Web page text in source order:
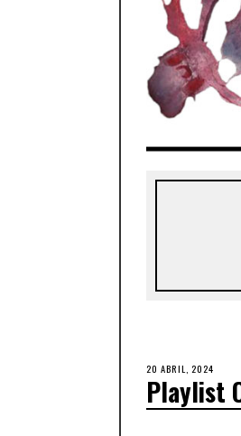
20 ABRIL, 2024
Playlist